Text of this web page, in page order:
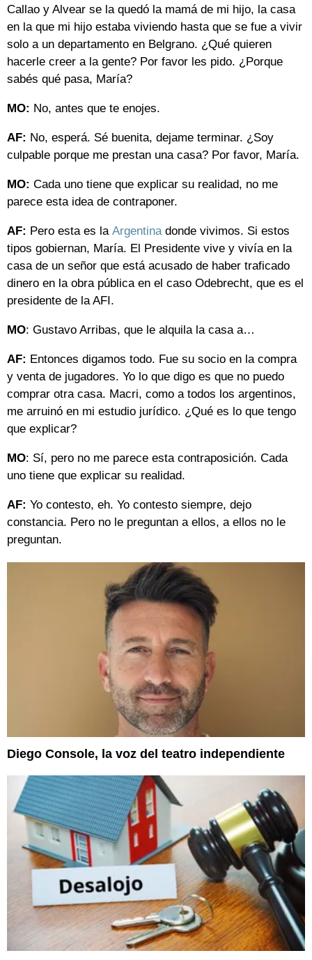
Callao y Alvear se la quedó la mamá de mi hijo, la casa
en la que mi hijo estaba viviendo hasta que se fue a vivir
solo a un departamento en Belgrano. ¿Qué quieren
hacerle creer a la gente? Por favor les pido. ¿Porque
sabés qué pasa, María?
MO: No, antes que te enojes.
AF: No, esperá. Sé buenita, dejame terminar. ¿Soy
culpable porque me prestan una casa? Por favor, María.
MO: Cada uno tiene que explicar su realidad, no me
parece esta idea de contraponer.
AF: Pero esta es la Argentinadonde vivimos. Si estos
tipos gobiernan, María. El Presidente vive y vivía en la
casa de un señor que está acusado de haber traficado
dinero en la obra pública en el caso Odebrecht, que es el
presidente de la AFI.
MO: Gustavo Arribas, que le alquila la casa a…
AF: Entonces digamos todo. Fue su socio en la compra
y venta de jugadores. Yo lo que digo es que no puedo
comprar otra casa. Macri, como a todos los argentinos,
me arruinó en mi estudio jurídico. ¿Qué es lo que tengo
que explicar?
MO: Sí, pero no me parece esta contraposición. Cada
uno tiene que explicar su realidad.
AF: Yo contesto, eh. Yo contesto siempre, dejo
constancia. Pero no le preguntan a ellos, a ellos no le
preguntan.
Diego Console, la voz del teatro independiente